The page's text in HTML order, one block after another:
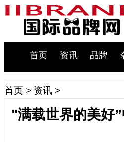
首页 资讯 品牌
首页 > 资讯 >
"满载世界的美好